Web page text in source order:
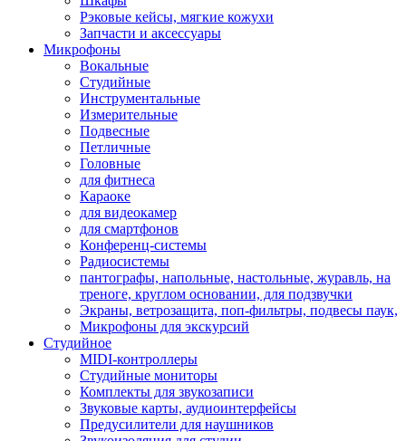
Рэковые кейсы, мягкие кожухи
Запчасти и аксессуары
Микрофоны
Вокальные
Студийные
Инструментальные
Измерительные
Подвесные
Петличные
Головные
для фитнеса
Караоке
для видеокамер
для смартфонов
Конференц-системы
Радиосистемы
пантографы, напольные, настольные, журавль, на
треноге, круглом основании, для подзвучки
Экраны, ветрозащита, поп-фильтры, подвесы паук,
Микрофоны для экскурсий
Студийное
MIDI-контроллеры
Студийные мониторы
Комплекты для звукозаписи
Звуковые карты, аудиоинтерфейсы
Предусилители для наушников